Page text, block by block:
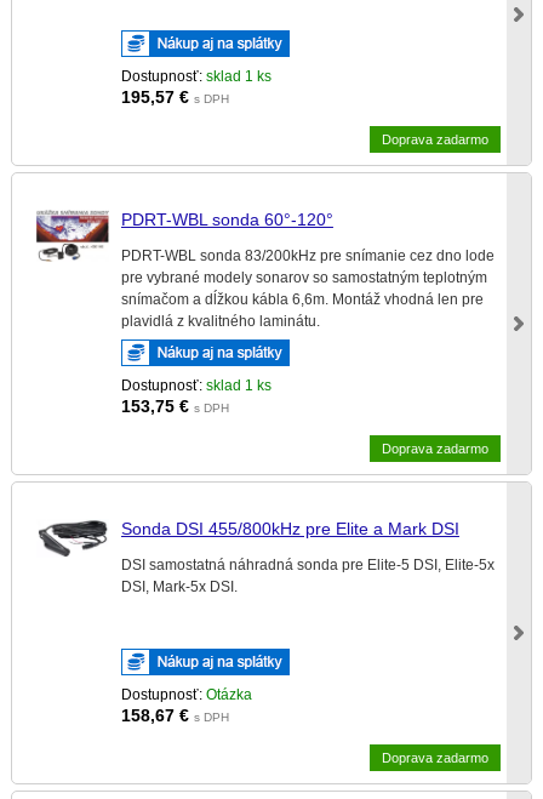
Dostupnosť:sklad 1 ks
195,57 € s DPH
Doprava zadarmo
PDRT-WBL sonda 60°-120°
PDRT-WBL sonda 83/200kHz pre snímanie cez dno lode
pre vybrané modely sonarov so samostatným teplotným
snímačom a dĺžkou kábla 6,6m. Montáž vhodná len pre
plavidlá z kvalitného laminátu.
Dostupnosť:sklad 1 ks
153,75 € s DPH
Doprava zadarmo
Sonda DSI 455/800kHz pre Elite a Mark DSI
DSI samostatná náhradná sonda pre Elite-5 DSI, Elite-5x
DSI, Mark-5x DSI.
Dostupnosť:Otázka
158,67 € s DPH
Doprava zadarmo